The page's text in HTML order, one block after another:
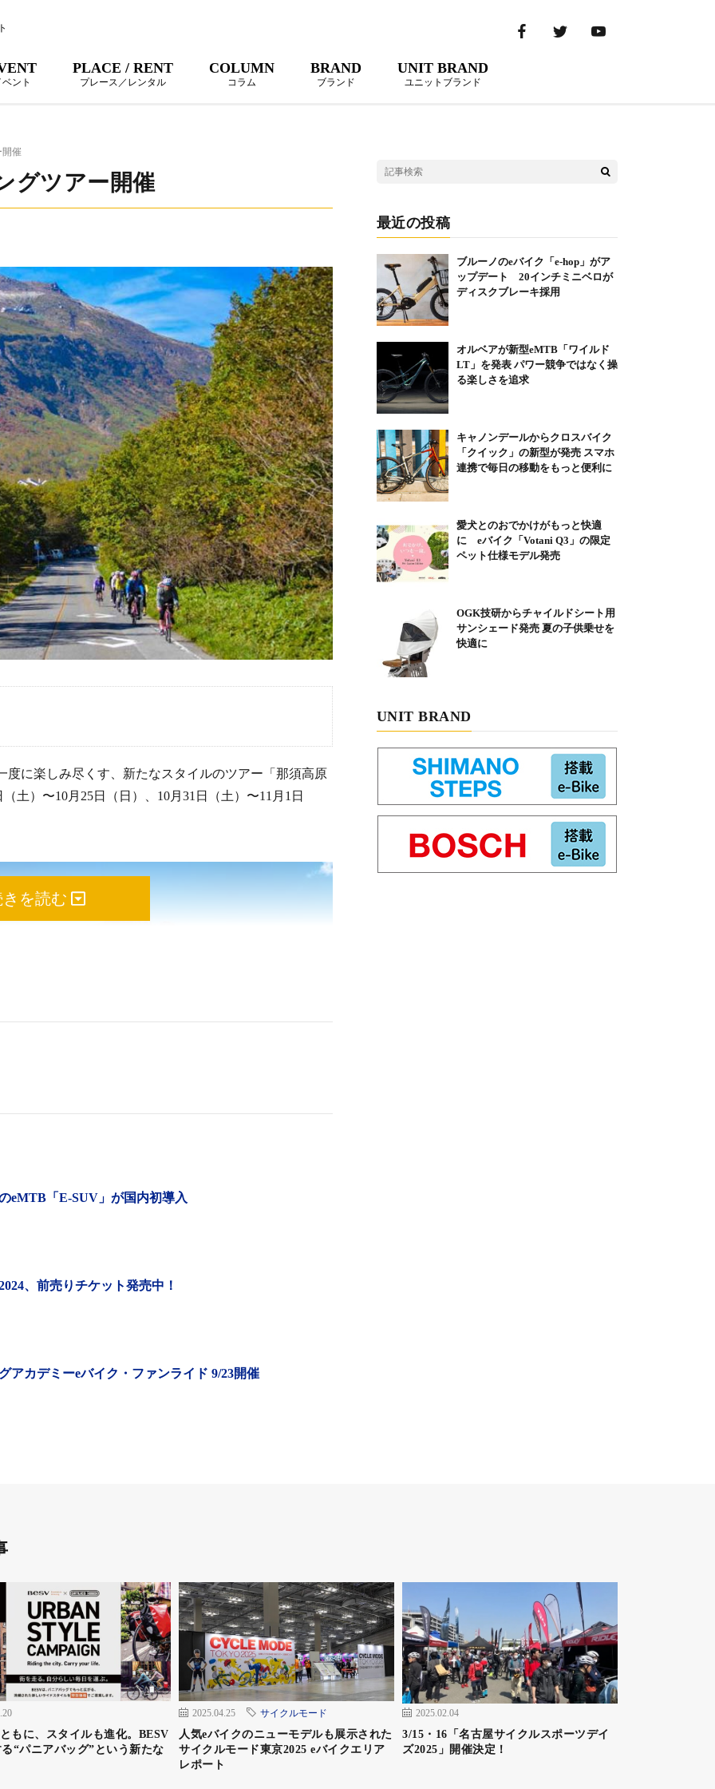
ベント
PLACE / RENT
プレース／レンタル
COLUMN
コラム
BRAND
ブランド
UNIT BRAND
ユニットブランド
開催
グツアー開催
に楽しみ尽くす、新たなスタイルのツアー「那須高原
土）〜10月25日（日）、10月31日（土）〜11月1日
（2020年秋・特別モニター価格）
、10月31日（土）〜11月1日（日）
円（税抜、2日間参加）
を読む
eMTB「E-SUV」が国内初導入
、前売りチケット発売中！
アカデミーeバイク・ファンライド 9/23開催
最近の投稿
ブルーノのeバイク「e-hop」がア
ップデート 20インチミニベロが
ディスクブレーキ採用
オルベアが新型eMTB「ワイルド
LT」を発表 パワー競争ではなく操
る楽しさを追求
キャノンデールからクロスバイク
「クイック」の新型が発売 スマホ
連携で毎日の移動をもっと便利に
愛犬とのおでかけがもっと快適
に eバイク「Votani Q3」の限定
ペット仕様モデル発売
OGK技研からチャイルドシート用
サンシェード発売 夏の子供乗せを
快適に
UNIT BRAND
もに、スタイルも進化。BESV
“パニアバッグ”という新たな
2025.04.25 サイクルモード
人気eバイクのニューモデルも展示された
サイクルモード東京2025 eバイクエリア
レポート
2025.02.04
3/15・16「名古屋サイクルスポーツデイ
ズ2025」開催決定！